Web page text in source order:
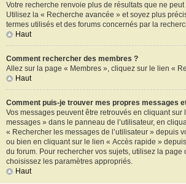
Votre recherche renvoie plus de résultats que ne
Utilisez la « Recherche avancée » et soyez plus
termes utilisés et des forums concernés par la
Haut
Comment rechercher des membres ?
Allez sur la page « Membres », cliquez sur le lien «
Haut
Comment puis-je trouver mes propres messages
Vos messages peuvent être retrouvés en cliquant sur
messages » dans le panneau de l’utilisateur, en
« Rechercher les messages de l’utilisateur » depuis
ou bien en cliquant sur le lien « Accès rapide »
du forum. Pour rechercher vos sujets, utilisez la page
choisissez les paramètres appropriés.
Haut